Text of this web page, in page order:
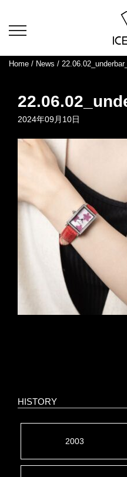
toggle
Home / News /
2024年09月10日
HISTORY
2003